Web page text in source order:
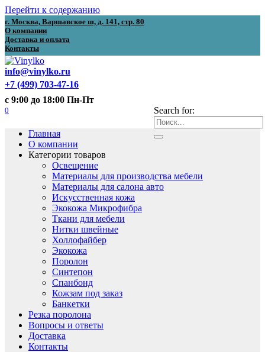
Перейти к содержанию
г. Москва, Варшавское ш, д. 141, стр. 80
О компании
Доставка и оплата
Контакты
info@vinylko.ru
+7 (499) 703-47-16
с 9:00 до 18:00 Пн-Пт
Search for:
0
Главная
О компании
Категории товаров
Освещение
Материалы для производства мебели
Материалы для салона авто
Искусственная кожа
Экокожа Микрофибра
Ткани для мебели
Нитки швейные
Холлофайбер
Экокожа
Поролон
Синтепон
Спанбонд
Кожзам под заказ
Банкетки
Резка поролона
Вопросы и ответы
Доставка
Контакты